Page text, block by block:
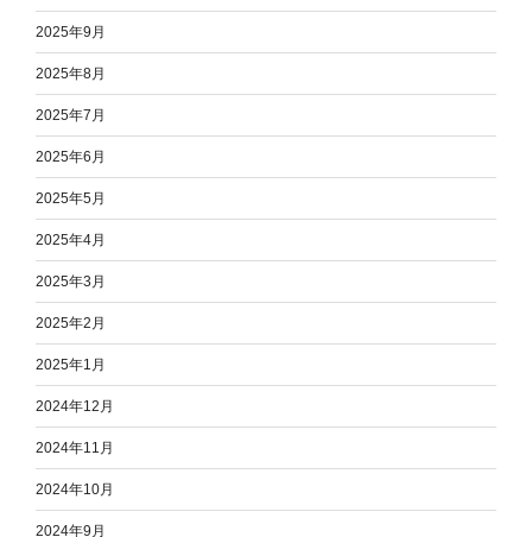
2025年9月
2025年8月
2025年7月
2025年6月
2025年5月
2025年4月
2025年3月
2025年2月
2025年1月
2024年12月
2024年11月
2024年10月
2024年9月